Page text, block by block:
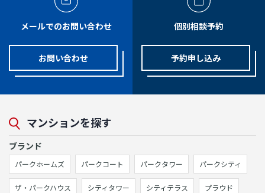
メールでのお問い合わせ
お問い合わせ
個別相談予約
予約申し込み
マンションを探す
ブランド
パークホームズ パークコート パークタワー パークシティ
ザ・パークハウス シティタワー シティテラス プラウド